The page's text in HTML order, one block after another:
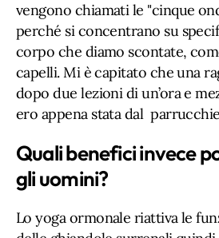
vengono chiamati le "cinque
perché si concentrano su
corpo che diamo scontate,
capelli. Mi è capitato che una
dopo due lezioni di un’ora e
ero appena stata dal
Quali benefici invece
gli uomini?
Lo yoga ormonale riattiva le